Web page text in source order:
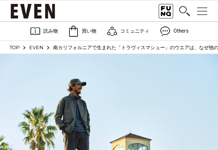
読み物 買い物 コミュニティ Others
TOP EVEN 南カリフォルニアで生まれた「トラヴィスマシュー」のウエアは、なぜ他